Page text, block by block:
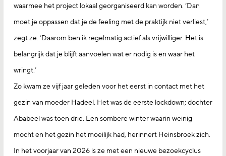
waarmee het project lokaal georganiseerd kan worden. ‘Dan
moet je oppassen dat je de feeling met de praktijk niet verliest,’
zegt ze. ‘Daarom ben ik regelmatig actief als vrijwilliger. Het is
belangrijk dat je blijft aanvoelen wat er nodig is en waar het
wringt.’
Zo kwam ze vijf jaar geleden voor het eerst in contact met het
gezin van moeder Hadeel. Het was de eerste lockdown; dochter
Ababeel was toen drie. Een sombere winter waarin weinig
mocht en het gezin het moeilijk had, herinnert Heinsbroek zich.
In het voorjaar van 2026 is ze met een nieuwe bezoekcyclus